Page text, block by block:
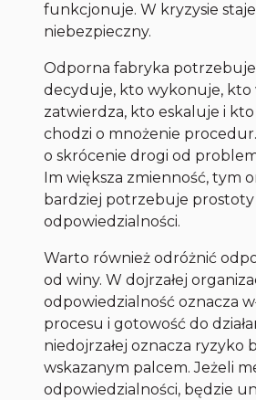
funkcjonuje. W kryzysie staje
niebezpieczny.
Odporna fabryka potrzebuje
decyduje, kto wykonuje, kto
zatwierdza, kto eskaluje i
chodzi o mnożenie
o skrócenie drogi od
Im większa zmienność, tym
bardziej potrzebuje prostoty
odpowiedzialności.
Warto również odróżnić
od winy. W dojrzałej
odpowiedzialność oznacza
procesu i gotowość do
niedojrzałej oznacza ryzyko
wskazanym palcem. Jeżeli
odpowiedzialności, będzie